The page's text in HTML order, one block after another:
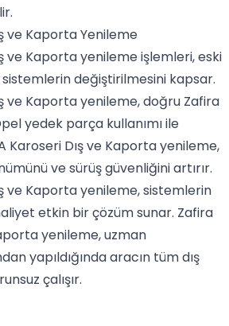
ve Kaporta Yenileme
ve Kaporta yenileme işlemleri, eski
değiştirilmesini kapsar.
ve Kaporta yenileme, doğru Zafira
yedek parça kullanımı ile
Karoseri Dış ve Kaporta yenileme,
ve sürüş güvenliğini artırır.
ve Kaporta yenileme, sistemlerin
etkin bir çözüm sunar. Zafira
yenileme, uzman
yapıldığında aracın tüm dış
çalışır.